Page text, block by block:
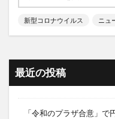
新型コロナウイルス ニュ
最近の投稿
「令和のプラザ合意」